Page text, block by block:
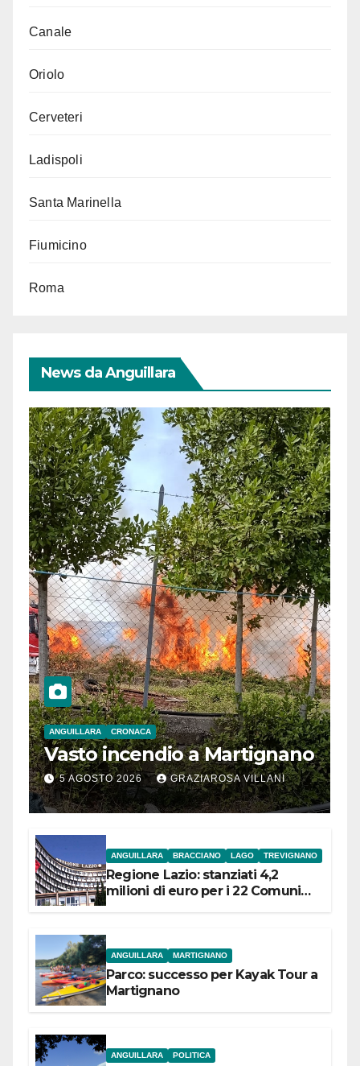
Canale
Oriolo
Cerveteri
Ladispoli
Santa Marinella
Fiumicino
Roma
News da Anguillara
ANGUILLARA CRONACA
Vasto incendio a Martignano
5 AGOSTO 2026 GRAZIAROSA VILLANI
ANGUILLARA BRACCIANO LAGO TREVIGNANO
Regione Lazio: stanziati 4,2
milioni di euro per i 22 Comuni
ANGUILLARA MARTIGNANO
Parco: successo per Kayak Tour a
Martignano
ANGUILLARA POLITICA